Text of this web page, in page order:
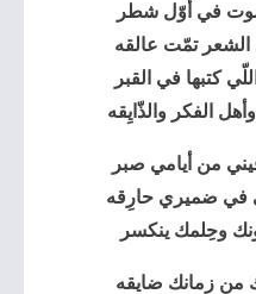
في أوّل شطر
الشعر تمّت عالقه
كتبها في القبر
الفكر والذّايِقه
من أيامي صبر
في ضميري حارِقه
وحِلمك ينكسر
من زمانك ضايقه